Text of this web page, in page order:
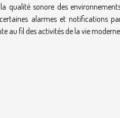
qualité sonore des
alarmes et notifications
au fil des activités de la vie moderne.